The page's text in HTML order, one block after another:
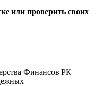
или проверить своих
Финансов РК